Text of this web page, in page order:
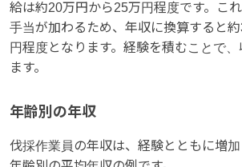
給は約20万円から25万円程度です。こ
手当が加わるため、年収に換算すると
円程度となります。経験を積むことで
ます。
年齢別の年収
伐採作業員の年収は、経験とともに増加